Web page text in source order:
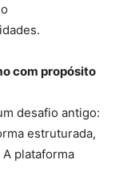
com propósito
desafio antigo:
estruturada,
plataforma